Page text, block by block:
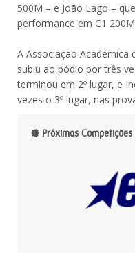
500M – e João Lago –
performance em C1
A Associação Académica
subiu ao pódio por três
terminou em 2º lugar, e
vezes o 3º lugar, nas
Próximas